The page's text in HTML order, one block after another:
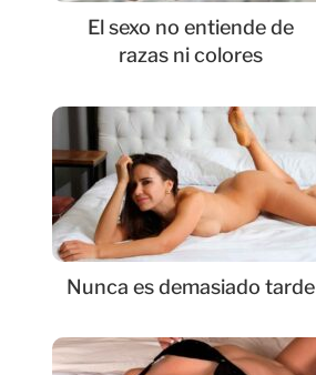
El sexo no entiende de
razas ni colores
Nunca es demasiado tarde